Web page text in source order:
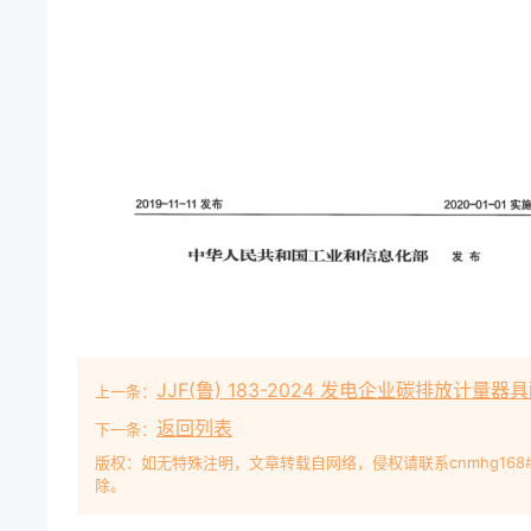
上一条： JJF(鲁) 183-2024 发电企业碳排放计量器
下一条： 返回列表
版权：如无特殊注明，文章转载自网络，侵权请联系
除。